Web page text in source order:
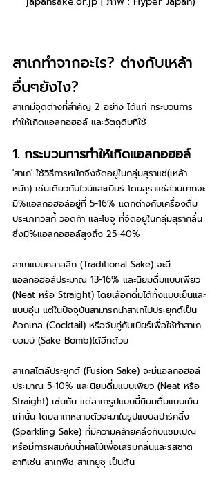
สาเกทำจากอะไร? ต่างกับเหล้า
อื่นๆยังไง?
สาเกมีจุดต่างที่สำคัญ 2 อย่าง ได้แก่ กระบวนการ
ทำให้เกิดแอลกอฮอล์ และวัตถุดิบที่ใช้
1. กระบวนการทำให้เกิดแอลกอฮอล์
'สาเก' ใช้วิธีการหมักจึงจัดอยู่ในกลุ่มสุราแช่(เหล้า
หมัก) เช่นเดียวกับไวน์และเบียร์ โดยสุราแช่ส่วนมากจะ
มี%แอลกอฮอล์อยู่ที่ 5-16% แตกต่างกับเครื่องดื่ม
ประเภทวิสกี้ วอดก้า และโชจู ที่จัดอยู่ในกลุ่มสุรากลั่น
ซึ่งมี%แอลกอฮอล์สูงถึง 25-40%
สาเกแบบคลาสสิก (Traditional Sake) จะมี
แอลกอฮอล์ประมาณ 13-16% และนิยมดื่มแบบเพียว
(Neat หรือ Straight) โดยเลือกดื่มได้ทั้งแบบเย็นและ
แบบอุ่น แต่ในปัจจุบันสามารถนำสาเกไปประยุกต์เป็น
ค็อกเทล (Cocktail) หรือจับคู่กับเบียร์เพื่อใช้ทำสาเก
บอมบ์ (Sake Bomb)ได้อีกด้วย
สาเกสไตล์ประยุกต์ (Fusion Sake) จะมีแอลกอฮอล์
ประมาณ 5-10% และนิยมดื่มแบบเพียว (Neat หรือ
Straight) เช่นกัน แต่สาเกรูปแบบนี้นิยมดื่มแบบเย็น
เท่านั้น โดยสาเกหลายตัวจะมาในรูปแบบสปาร์คลิ้ง
(Sparkling Sake) ที่มีความคล้ายคลึงกับแชมเปญ
หรือมีการผสมกับน้ำผลไม้เพื่อเสริมกลิ่นและรสชาติ
อาทิเช่น สาเกพีช สาเกยูซุ เป็นต้น